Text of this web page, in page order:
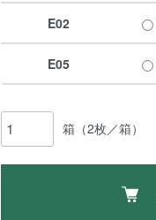
E02
E05
箱（2枚／箱）